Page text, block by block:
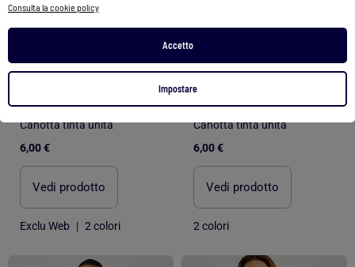
Consulta la cookie policy
Accetto
Impostare
Canotta tinta unita
6,00 €
Vedi prodotto
Exclu Web | 2 colori
Canotta tinta unita
6,00 €
Vedi prodotto
2 colori